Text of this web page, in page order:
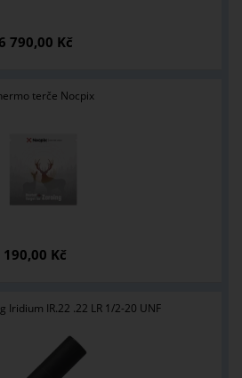
6 790,00 Kč
terče Nocpix
190,00 Kč
Iridium IR.22 .22 LR 1/2-20 UNF